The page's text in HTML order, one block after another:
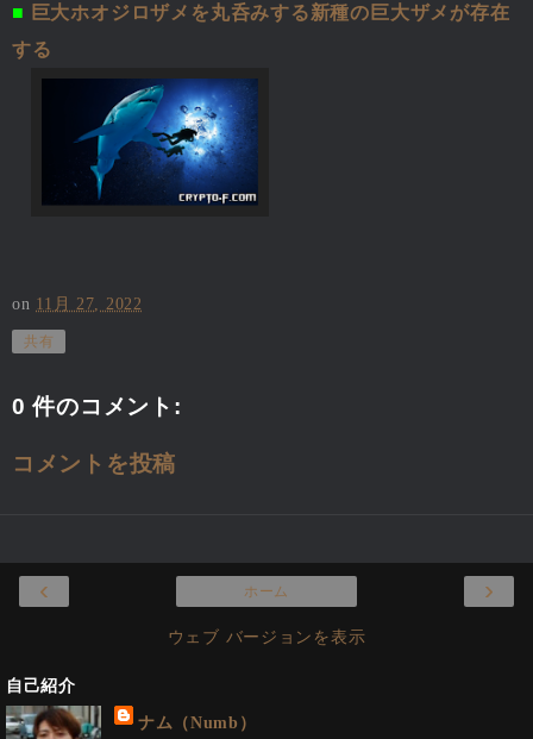
■ 巨大ホオジロザメを丸呑みする新種の巨大ザメが存在
する
on 11月 27, 2022
共有
0 件のコメント:
コメントを投稿
‹ ›
ホーム
ウェブ バージョンを表示
自己紹介
ナム（Numb）